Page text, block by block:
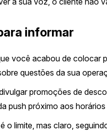
informar
você acabou de colocar
questões da sua
promoções de
push próximo aos
o limite, mas claro,